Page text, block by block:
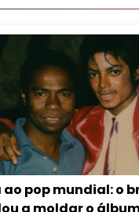
ao pop mundial: o
a moldar o álbum